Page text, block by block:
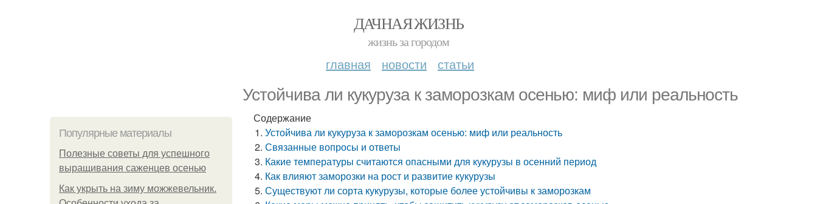
ДАЧНАЯ ЖИЗНЬ
жизнь за городом
главная новости статьи
Устойчива ли кукуруза к заморозкам осенью: миф или реальность
Популярные материалы
Полезные советы для успешного
выращивания саженцев осенью
Как укрыть на зиму можжевельник.
Содержание
Устойчива ли кукуруза к заморозкам осенью: миф или реальность
Связанные вопросы и ответы
Какие температуры считаются опасными для кукурузы в осенний период
Как влияют заморозки на рост и развитие кукурузы
Существуют ли сорта кукурузы, которые более устойчивы к заморозкам